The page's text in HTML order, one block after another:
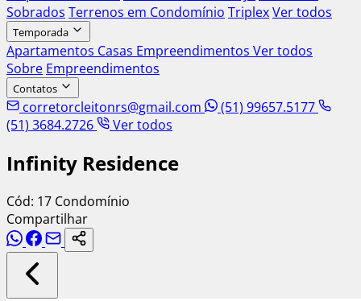
Sobrados Terrenos em Condomínio TriplexVer todos
Temporada
Apartamentos Casas Empreendimentos Ver todos
Sobre Empreendimentos
Contatos
corretorcleitonrs@gmail.com
(51) 99657.5177
(51) 3684.2726
Ver todos
Infinity Residence
Cód: 17 Condomínio
Compartilhar